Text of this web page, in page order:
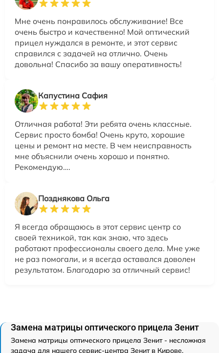
Мне очень понравилось обслуживание! Все
очень быстро и качественно! Мой оптический
прицел нуждался в ремонте, и этот сервис
справился с задачей на отлично. Очень
довольна! Спасибо за вашу оперативность!
Капустина Сафия
Отличная работа! Эти ребята очень классные.
Сервис просто бомба! Очень круто, хорошие
цены и ремонт на месте. В чем неисправность
мне объяснили очень хорошо и понятно.
Рекомендую….
Позднякова Ольга
Я всегда обращаюсь в этот сервис центр со
своей техникой, так как знаю, что здесь
работают профессионалы своего дела. Мне уже
не раз помогали, и я всегда оставался доволен
результатом. Благодарю за отличный сервис!
Замена матрицы оптического прицела Зенит
Замена матрицы оптического прицела Зенит - несложная
задача для нашего сервис-центра Зенит в Кирове.